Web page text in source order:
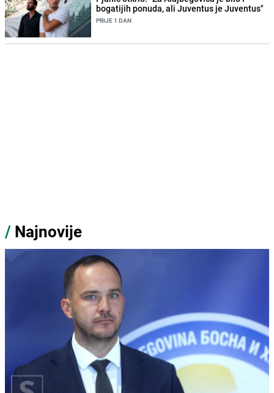
bogatijih ponuda, ali Juventus je Juventus"
PRIJE 1 DAN
/ Najnovije